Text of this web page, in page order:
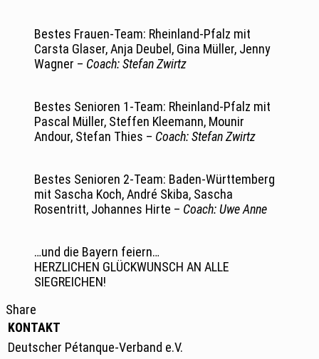
Bestes Frauen-Team: Rheinland-Pfalz mit
Carsta Glaser, Anja Deubel, Gina Müller, Jenny
Wagner – Coach: Stefan Zwirtz
Bestes Senioren 1-Team: Rheinland-Pfalz mit
Pascal Müller, Steffen Kleemann, Mounir
Andour, Stefan Thies – Coach: Stefan Zwirtz
Bestes Senioren 2-Team: Baden-Württemberg
mit Sascha Koch, André Skiba, Sascha
Rosentritt, Johannes Hirte – Coach: Uwe Anne
…und die Bayern feiern…
HERZLICHEN GLÜCKWUNSCH AN ALLE
SIEGREICHEN!
Share
KONTAKT
Deutscher Pétanque-Verband e.V.